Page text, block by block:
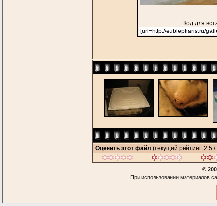
Код для
Оценить этот файл (текущий рейтинг: 2.5 /
©
При использовании материалов